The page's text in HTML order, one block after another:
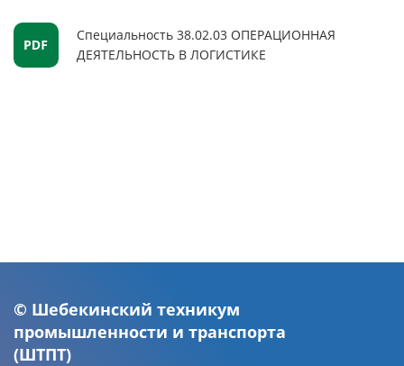
Специальность 38.02.03 ОПЕРАЦИОННАЯ
ДЕЯТЕЛЬНОСТЬ В ЛОГИСТИКЕ
© Шебекинский техникум
промышленности и транспорта
(ШТПТ)